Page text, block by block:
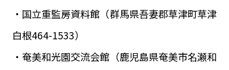
・国立重監房資料館（群馬県吾妻郡草津町草津
白根464-1533）
・奄美和光園交流会館（鹿児島県奄美市名瀬和